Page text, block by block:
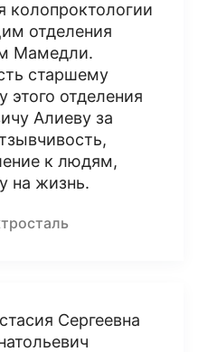
колопроктологии
отделения
Мамедли.
старшему
этого отделения
Алиеву за
к людям,
на жизнь.
Сергеевна